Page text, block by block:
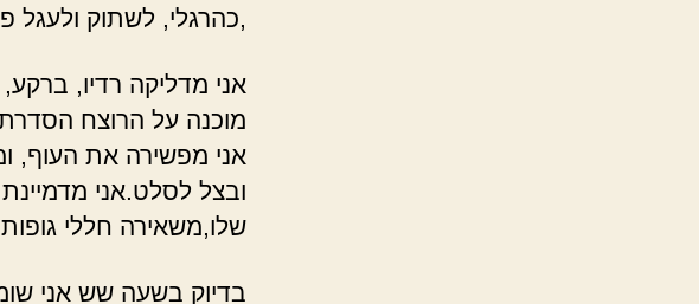
,כהרגלי, לשתוק ולעגל
אני מדליקה רדיו,
מוכנה על הרוצח
אני מפשירה את העוף,
ובצל לסלט.אני
שלו,משאירה חללי
בדיוק בשעה שש אני